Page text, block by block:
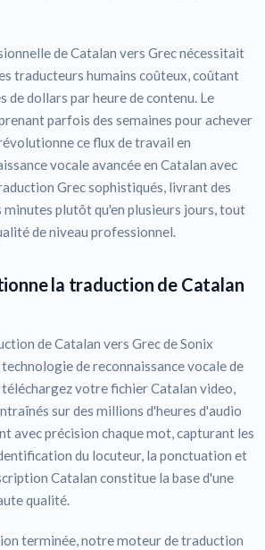
de Catalan vers Grec nécessitait
traducteurs humains coûteux, coûtant
de dollars par heure de contenu. Le
parfois des semaines pour achever
ce flux de travail en
vocale avancée en Catalan avec
Grec sophistiqués, livrant des
minutes plutôt qu'en plusieurs jours, tout
de niveau professionnel.
la traduction de Catalan
de Catalan vers Grec de Sonix
de reconnaissance vocale de
votre fichier Catalan video,
sur des millions d'heures d'audio
avec précision chaque mot, capturant les
du locuteur, la ponctuation et
Catalan constitue la base d'une
qualité.
terminée, notre moteur de traduction